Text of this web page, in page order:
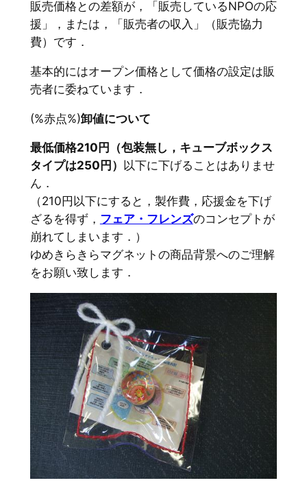
販売価格との差額が，「販売しているNPOの応
援」，または，「販売者の収入」（販売協力
費）です．
基本的にはオープン価格として価格の設定は販
売者に委ねています．
(%赤点%)卸値について
最低価格210円（包装無し，キューブボックス
タイプは250円） 以下に下げることはありませ
ん．
（210円以下にすると，製作費，応援金を下げ
ざるを得ず， フェア・フレンズのコンセプトが
崩れてしまいます．）
ゆめきらきらマグネットの商品背景へのご理解
をお願い致します．